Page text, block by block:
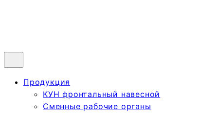
Продукция
КУН фронтальный навесной
Сменные рабочие органы